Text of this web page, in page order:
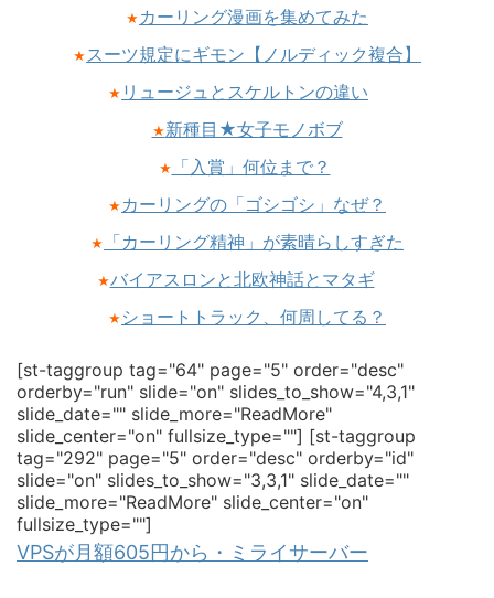
★ カーリング漫画を集めてみた
★スーツ規定にギモン【ノルディック複合】
★ リュージュとスケルトンの違い
★新種目★女子モノボブ
★ 「入賞」何位まで？
★ カーリングの「ゴシゴシ」なぜ？
★ 「カーリング精神」が素晴らしすぎた
★バイアスロンと北欧神話とマタギ
★ ショートトラック、何周してる？
[st-taggroup tag="64" page="5" order="desc"
orderby="run" slide="on" slides_to_show="4,3,1"
slide_date="" slide_more="ReadMore"
slide_center="on" fullsize_type=""] [st-taggroup
tag="292" page="5" order="desc" orderby="id"
slide="on" slides_to_show="3,3,1" slide_date=""
slide_more="ReadMore" slide_center="on"
fullsize_type=""]
VPSが月額605円から・ミライサーバー